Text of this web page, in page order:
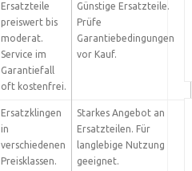
Ersatzteile
preiswert bis
moderat.
Service im
Garantiefall
oft kostenfrei.
Günstige Ersatzteile.
Prüfe
Garantiebedingungen
vor Kauf.
Ersatzklingen
in
verschiedenen
Preisklassen.
Starkes Angebot an
Ersatzteilen. Für
langlebige Nutzung
geeignet.